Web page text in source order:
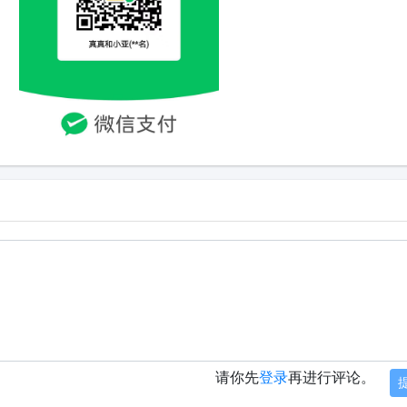
请你先登录再进行评论。